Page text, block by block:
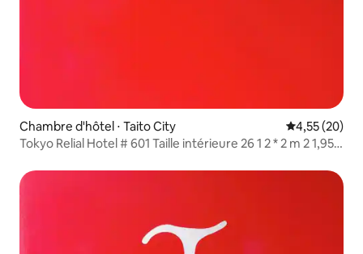
Chambre d'hôtel ⋅ Taito City Évaluation
4,55 (20)
Tokyo Relial Hotel # 601 Taille intérieure 26 1 2 * 2 m 2 1,95 *